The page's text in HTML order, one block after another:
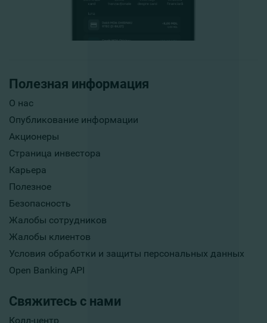
Полезная информация
О нас
Опубликование информации
Акционеры
Страница инвестора
Карьера
Полезное
Безопасность
Жалобы сотрудников
Жалобы клиентов
Условия обработки и защиты персональных данных
Open Banking API
Свяжитесь с нами
Колл-центр